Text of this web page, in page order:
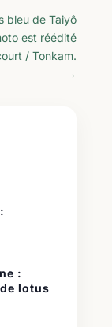
bleu de Taiyô
est réédité
/ Tonkam.
→
:
lotus